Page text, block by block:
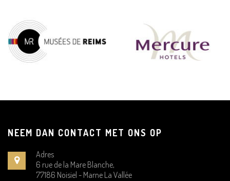
NEEM DAN CONTACT MET ONS OP
Adres
6 rue de la Mare Blanche,
77186 Noisiel - Marne La Vallée